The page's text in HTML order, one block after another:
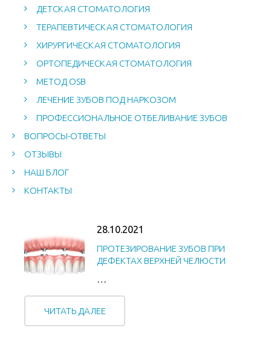
ДЕТСКАЯ СТОМАТОЛОГИЯ
ТЕРАПЕВТИЧЕСКАЯ СТОМАТОЛОГИЯ
ХИРУРГИЧЕСКАЯ СТОМАТОЛОГИЯ
ОРТОПЕДИЧЕСКАЯ СТОМАТОЛОГИЯ
МЕТОД OSB
ЛЕЧЕНИЕ ЗУБОВ ПОД НАРКОЗОМ
ПРОФЕССИОНАЛЬНОЕ ОТБЕЛИВАНИЕ ЗУБОВ
ВОПРОСЫ-ОТВЕТЫ
ОТЗЫВЫ
НАШ БЛОГ
КОНТАКТЫ
28.10.2021
ПРОТЕЗИРОВАНИЕ ЗУБОВ ПРИ
ДЕФЕКТАХ ВЕРХНЕЙ ЧЕЛЮСТИ
…
ЧИТАТЬ ДАЛЕЕ